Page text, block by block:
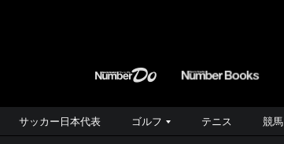
サッカー日本代表 ゴルフ テニス 競馬